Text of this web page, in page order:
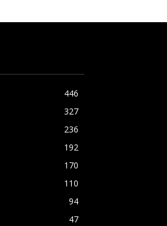
446
327
236
192
170
110
94
47